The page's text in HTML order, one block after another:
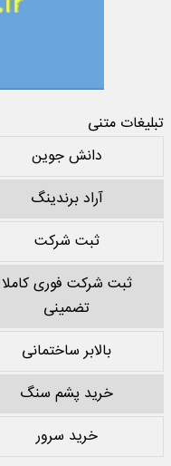
تبلیغات متنی
دانش جوین
آراد برندینگ
ثبت شرکت
ثبت شرکت فوری کاملا
تضمینی
بالابر ساختمانی
خرید پشم سنگ
خرید سرور